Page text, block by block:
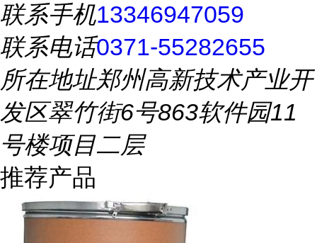
联系手机13346947059
联系电话0371-55282655
所在地址郑州高新技术产业开
发区翠竹街6号863软件园11
号楼项目二层
推荐产品